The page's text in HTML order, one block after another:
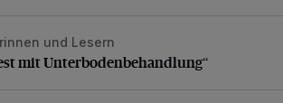
mit Unterbodenbehandlung“
und Lesern
mit Unterbodenbehandlung“